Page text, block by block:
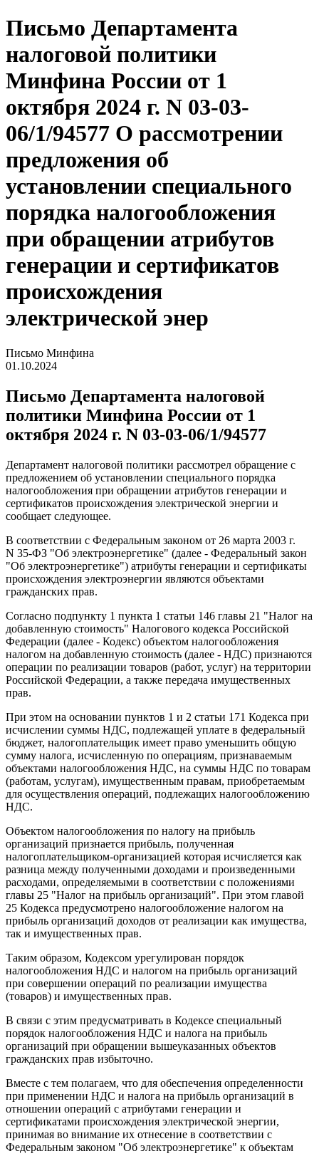
Письмо Департамента
налоговой политики
Минфина России от 1
октября 2024 г. N 03-03-
06/1/94577 О рассмотрении
предложения об
установлении специального
порядка налогообложения
при обращении атрибутов
генерации и сертификатов
происхождения
электрической энер
Письмо Минфина
01.10.2024
Письмо Департамента налоговой
политики Минфина России от 1
октября 2024 г. N 03-03-06/1/94577
Департамент налоговой политики рассмотрел обращение с
предложением об установлении специального порядка
налогообложения при обращении атрибутов генерации и
сертификатов происхождения электрической энергии и
сообщает следующее.
В соответствии с Федеральным законом от 26 марта 2003 г.
N 35-ФЗ "Об электроэнергетике" (далее - Федеральный закон
"Об электроэнергетике") атрибуты генерации и сертификаты
происхождения электроэнергии являются объектами
гражданских прав.
Согласно подпункту 1 пункта 1 статьи 146 главы 21 "Налог на
добавленную стоимость" Налогового кодекса Российской
Федерации (далее - Кодекс) объектом налогообложения
налогом на добавленную стоимость (далее - НДС) признаются
операции по реализации товаров (работ, услуг) на территории
Российской Федерации, а также передача имущественных
прав.
При этом на основании пунктов 1 и 2 статьи 171 Кодекса при
исчислении суммы НДС, подлежащей уплате в федеральный
бюджет, налогоплательщик имеет право уменьшить общую
сумму налога, исчисленную по операциям, признаваемым
объектами налогообложения НДС, на суммы НДС по товарам
(работам, услугам), имущественным правам, приобретаемым
для осуществления операций, подлежащих налогообложению
НДС.
Объектом налогообложения по налогу на прибыль
организаций признается прибыль, полученная
налогоплательщиком-организацией которая исчисляется как
разница между полученными доходами и произведенными
расходами, определяемыми в соответствии с положениями
главы 25 "Налог на прибыль организаций". При этом главой
25 Кодекса предусмотрено налогообложение налогом на
прибыль организаций доходов от реализации как имущества,
так и имущественных прав.
Таким образом, Кодексом урегулирован порядок
налогообложения НДС и налогом на прибыль организаций
при совершении операций по реализации имущества
(товаров) и имущественных прав.
В связи с этим предусматривать в Кодексе специальный
порядок налогообложения НДС и налога на прибыль
организаций при обращении вышеуказанных объектов
гражданских прав избыточно.
Вместе с тем полагаем, что для обеспечения определенности
при применении НДС и налога на прибыль организаций в
отношении операций с атрибутами генерации и
сертификатами происхождения электрической энергии,
принимая во внимание их отнесение в соответствии с
Федеральным законом "Об электроэнергетике" к объектам